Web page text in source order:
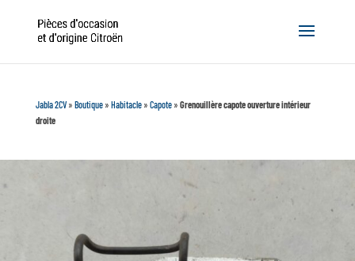
Jabla 2CV» Boutique» Habitacle» Capote» Grenouillère capote ouverture intérieur
droite